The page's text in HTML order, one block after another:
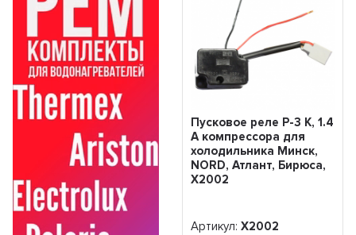
Пусковое реле Р-3 К, 1.4
A компрессора для
холодильника Минск,
NORD, Атлант, Бирюса,
Х2002
Артикул: Х2002